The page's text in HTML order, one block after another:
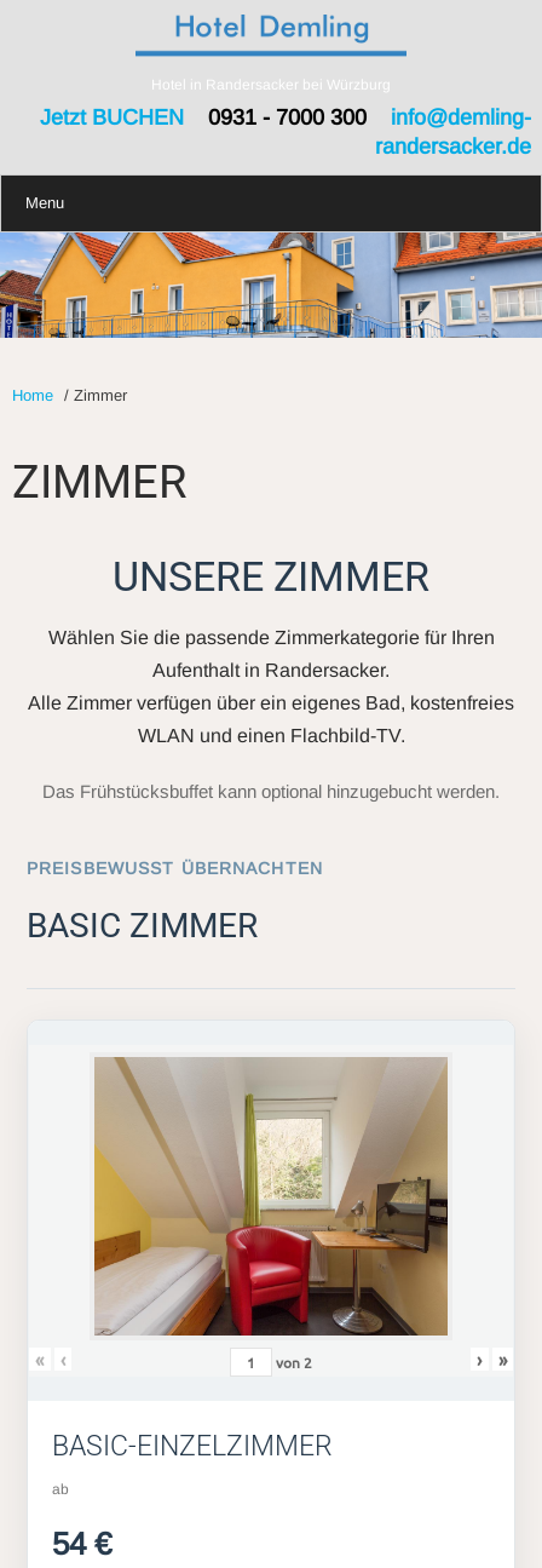
Hotel in Randersacker bei Würzburg
Jetzt BUCHEN0931 - 7000 300 info@demling-
randersacker.de
Menu
Home / Zimmer
ZIMMER
UNSERE ZIMMER
Wählen Sie die passende Zimmerkategorie für Ihren
Aufenthalt in Randersacker.
Alle Zimmer verfügen über ein eigenes Bad, kostenfreies
WLAN und einen Flachbild-TV.
Das Frühstücksbuffet kann optional hinzugebucht werden.
PREISBEWUSST ÜBERNACHTEN
BASIC ZIMMER
« ‹ von 2 › »
BASIC-EINZELZIMMER
ab
54 €